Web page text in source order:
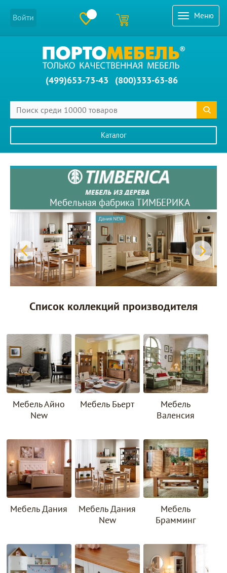
Меню
Войти
(499)653-73-43 (800)333-63-86
Каталог
Главное меню сайта
Мебельная фабрика ТИМБЕРИКА
Список коллекций производителя
Мебель Айно
New
Мебель Бьерт
Мебель
Валенсия
Мебель Дания
Мебель Дания
New
Мебель
Брамминг